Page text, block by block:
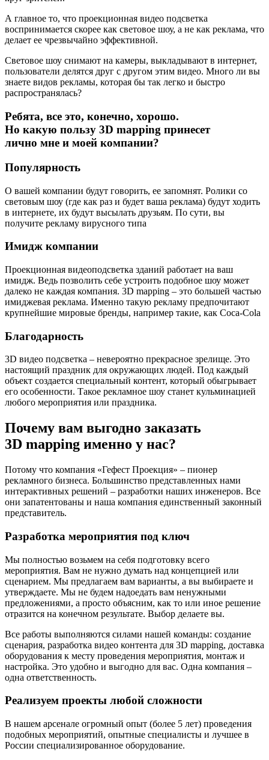
А главное то, что проекционная видео подсветка
воспринимается скорее как световое шоу, а не как реклама, что
делает ее чрезвычайно эффективной.
Световое шоу снимают на камеры, выкладывают в интернет,
пользователи делятся друг с другом этим видео. Много ли вы
знаете видов рекламы, которая бы так легко и быстро
распространялась?
Ребята, все это, конечно, хорошо.
Но какую пользу 3D mapping принесет
лично мне и моей компании?
Популярность
О вашей компании будут говорить, ее запомнят. Ролики со
световым шоу (где как раз и будет ваша реклама) будут ходить
в интернете, их будут высылать друзьям. По сути, вы
получите рекламу вирусного типа
Имидж компании
Проекционная видеоподсветка зданий работает на ваш
имидж. Ведь позволить себе устроить подобное шоу может
далеко не каждая компания. 3D mapping – это большей частью
имиджевая реклама. Именно такую рекламу предпочитают
крупнейшие мировые бренды, например такие, как Coca-Cola
Благодарность
3D видео подсветка – невероятно прекрасное зрелище. Это
настоящий праздник для окружающих людей. Под каждый
объект создается специальный контент, который обыгрывает
его особенности. Такое рекламное шоу станет кульминацией
любого мероприятия или праздника.
Почему вам выгодно заказать
3D mapping именно у нас?
Потому что компания «Гефест Проекция» – пионер
рекламного бизнеса. Большинство представленных нами
интерактивных решений – разработки наших инженеров. Все
они запатентованы и наша компания единственный законный
представитель.
Разработка мероприятия под ключ
Мы полностью возьмем на себя подготовку всего
мероприятия. Вам не нужно думать над концепцией или
сценарием. Мы предлагаем вам варианты, а вы выбираете и
утверждаете. Мы не будем надоедать вам ненужными
предложениями, а просто объясним, как то или иное решение
отразится на конечном результате. Выбор делаете вы.
Все работы выполняются силами нашей команды: создание
сценария, разработка видео контента для 3D mapping, доставка
оборудования к месту проведения мероприятия, монтаж и
настройка. Это удобно и выгодно для вас. Одна компания –
одна ответственность.
Реализуем проекты любой сложности
В нашем арсенале огромный опыт (более 5 лет) проведения
подобных мероприятий, опытные специалисты и лучшее в
России специализированное оборудование.